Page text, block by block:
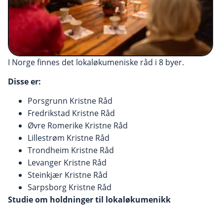
I Norge finnes det lokaløkumeniske råd i 8 byer.
Disse er:
Porsgrunn Kristne Råd
Fredrikstad Kristne Råd
Øvre Romerike Kristne Råd
Lillestrøm Kristne Råd
Trondheim Kristne Råd
Levanger Kristne Råd
Steinkjær Kristne Råd
Sarpsborg Kristne Råd
Studie om holdninger til lokaløkumenikk